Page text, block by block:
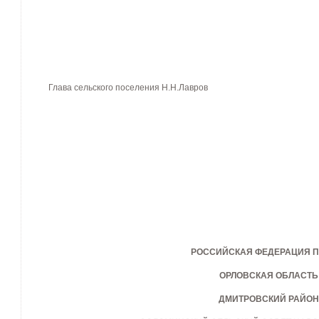
Глава сельского поселения Н.Н.Лавров
РОССИЙСКАЯ ФЕДЕРАЦИЯ
ОРЛОВСКАЯ ОБЛАСТЬ
ДМИТРОВСКИЙ РАЙОН